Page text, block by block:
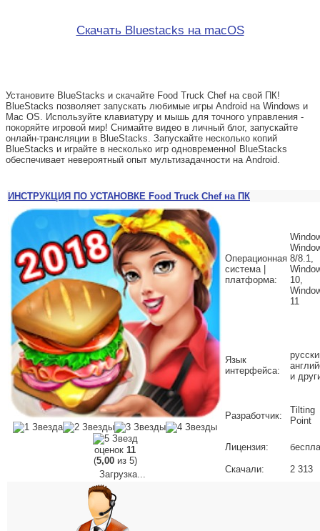
Скачать Bluestacks на macOS
Установите BlueStacks и скачайте Food Truck Chef на свой ПК!
BlueStacks позволяет запускать любимые игры Android на Windows и
Mac OS. Используйте клавиатуру и мышь для точного управления -
покоряйте игровой мир! Снимайте видео в личный блог, запускайте
онлайн-трансляции в BlueStacks. Запускайте несколько копий
BlueStacks и играйте в несколько игр одновременно! BlueStacks
обеспечивает невероятный опыт мультизадачности на Android.
ИНСТРУКЦИЯ ПО УСТАНОВКЕ Food Truck Chef на ПК
оценок 11
(5,00из 5)
Загрузка...
Операционная
система |
платформа:
8/8.1,
10,
11
Язык
интерфейса:
и
Разработчик:
Tilting
Point
Лицензия:
Скачали: 2 313